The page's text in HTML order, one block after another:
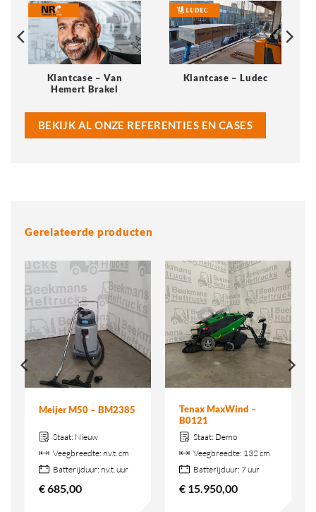
Klantcase – Van
Hemert Brakel
Klantcase – Ludec
BEKIJK AL ONZE REFERENTIES EN CASES
Gerelateerde producten
Meijer M50 – BM2385
Staat: Nieuw
Veegbreedte: n.v.t. cm
Batterijduur: n.v.t. uur
€685,00
Tenax MaxWind –
B0121
Staat: Demo
Veegbreedte: 132 cm
Batterijduur: 7 uur
€15.950,00